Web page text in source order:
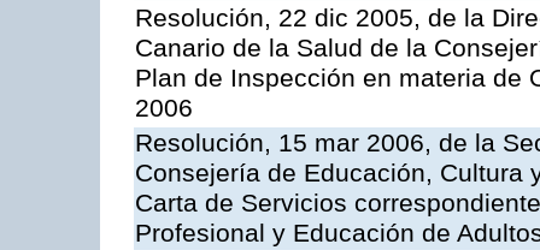
Resolución, 22 dic 2005, de la
Canario de la Salud de la
Plan de Inspección en materia de
2006
Resolución, 15 mar 2006, de la
Consejería de Educación, Cultura
Carta de Servicios
Profesional y Educación de